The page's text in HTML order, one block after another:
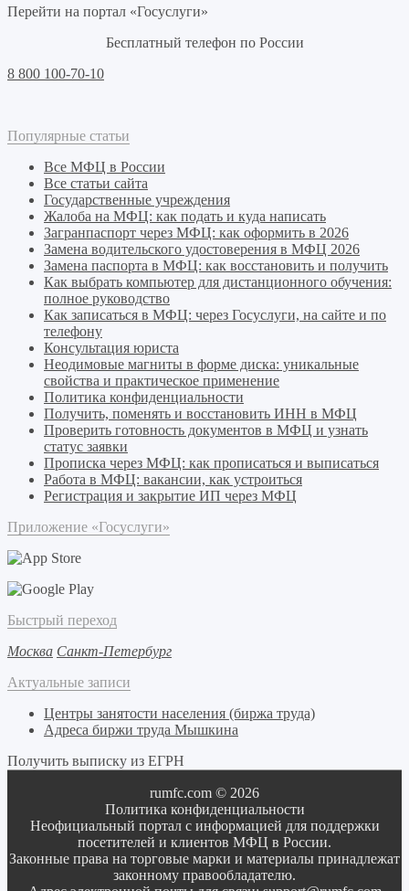
Перейти на портал «Госуслуги»
Бесплатный телефон по России
8 800 100-70-10
Популярные статьи
Все МФЦ в России
Все статьи сайта
Государственные учреждения
Жалоба на МФЦ: как подать и куда написать
Загранпаспорт через МФЦ: как оформить в 2026
Замена водительского удостоверения в МФЦ 2026
Замена паспорта в МФЦ: как восстановить и получить
Как выбрать компьютер для дистанционного обучения:
полное руководство
Как записаться в МФЦ: через Госуслуги, на сайте и по
телефону
Консультация юриста
Неодимовые магниты в форме диска: уникальные
свойства и практическое применение
Политика конфиденциальности
Получить, поменять и восстановить ИНН в МФЦ
Проверить готовность документов в МФЦ и узнать
статус заявки
Прописка через МФЦ: как прописаться и выписаться
Работа в МФЦ: вакансии, как устроиться
Регистрация и закрытие ИП через МФЦ
Приложение «Госуслуги»
Быстрый переход
Москва Санкт-Петербург
Актуальные записи
Центры занятости населения (биржа труда)
Адреса биржи труда Мышкина
Получить выписку из ЕГРН
rumfc.com © 2026
Политика конфиденциальности
Неофициальный портал с информацией для поддержки
посетителей и клиентов МФЦ в России.
Законные права на торговые марки и материалы принадлежат
законному правообладателю.